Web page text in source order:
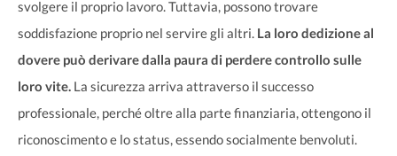
svolgere il proprio lavoro. Tuttavia, possono trovare
soddisfazione proprio nel servire gli altri. La loro dedizione al
dovere può derivare dalla paura di perdere controllo sulle
loro vite. La sicurezza arriva attraverso il successo
professionale, perché oltre alla parte finanziaria, ottengono il
riconoscimento e lo status, essendo socialmente benvoluti.